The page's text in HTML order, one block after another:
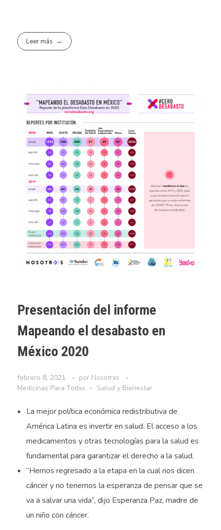
Leer más
Presentación del informe
Mapeando el desabasto en
México 2020
febrero 8, 2021 por Nosotrxs
Medicinas Para Todxs
Salud y Bienestar
La mejor política económica redistributiva de
América Latina es invertir en salud. El acceso a los
medicamentos y otras tecnologías para la salud es
fundamental para garantizar el derecho a la salud.
“Hemos regresado a la etapa en la cual nos dicen
cáncer y no tenemos la esperanza de pensar que se
va a salvar una vida”, dijo Esperanza Paz, madre de
un niño con cáncer.